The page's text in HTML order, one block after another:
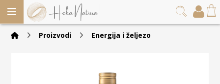
Proizvodi Energija i željezo